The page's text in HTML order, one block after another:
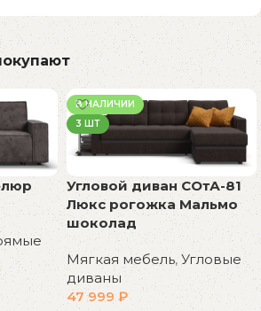
В НАЛИЧИИ
3 ШТ
Угловой диван СОтА-81
Люкс рогожка Мальмо
шоколад
Мягкая мебель,Угловые
диваны
47 999₽